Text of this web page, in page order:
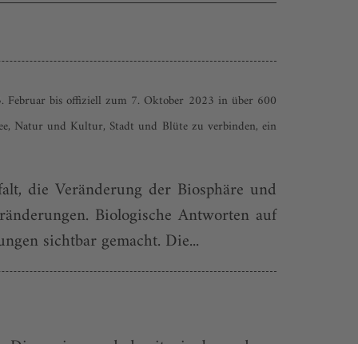
Februar bis offiziell zum 7. Oktober 2023 in über 600
Natur und Kultur, Stadt und Blüte zu verbinden, ein
die Veränderung der Biosphäre und
Biologische Antworten auf
sichtbar gemacht. Die...